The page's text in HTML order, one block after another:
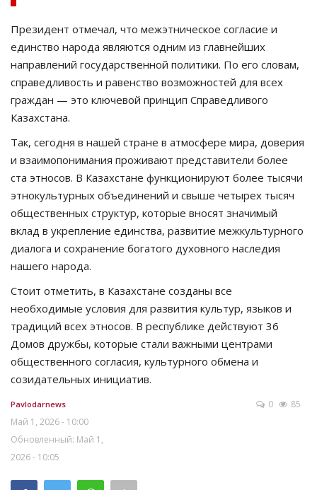
Президент отмечал, что межэтническое согласие и
единство народа являются одним из главнейших
направлений государственной политики. По его словам,
справедливость и равенство возможностей для всех
граждан — это ключевой принцип Справедливого
Казахстана.
Так, сегодня в нашей стране в атмосфере мира, доверия
и взаимопонимания проживают представители более
ста этносов. В Казахстане функционируют более тысячи
этнокультурных объединений и свыше четырех тысяч
общественных структур, которые вносят значимый
вклад в укрепление единства, развитие межкультурного
диалога и сохранение богатого духовного наследия
нашего народа.
Стоит отметить, в Казахстане созданы все
необходимые условия для развития культур, языков и
традиций всех этносов. В республике действуют 36
Домов дружбы, которые стали важными центрами
общественного согласия, культурного обмена и
созидательных инициатив.
Pavlodarnews
Май 1, 2026 - 10:00
Обновленный: Май 1,
2026 - 10:05
0 85